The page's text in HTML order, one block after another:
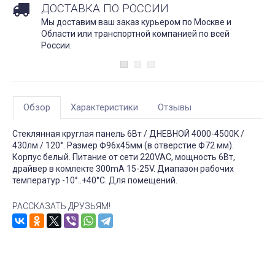
ДОСТАВКА ПО РОССИИ
Мы доставим ваш заказ курьером по Москве и
Области или транспортной компанией по всей
России.
Обзор Характеристики Отзывы
Стеклянная круглая панель 6Вт / ДНЕВНОЙ 4000-4500K /
430лм / 120°. Размер Ф96x45мм (в отверстие Ф72 мм).
Корпус белый. Питание от сети 220VAC, мощность 6Вт,
драйвер в комлекте 300mA 15-25V. Диапазон рабочих
температур -10°..+40°C. Для помещений.
РАССКАЗАТЬ ДРУЗЬЯМ!